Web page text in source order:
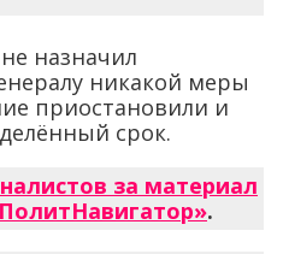
назначил
никакой меры
приостановили и
срок.
за материал
.